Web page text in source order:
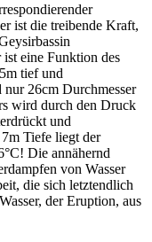
ist die treibende Kraft,
eine Funktion des
tief und
26cm Durchmesser
wird durch den Druck
und
Tiefe liegt der
Die annähernd
von Wasser
die sich letztendlich
der Eruption, aus